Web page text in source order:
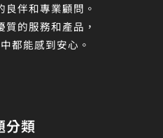
良伴和專業顧問。
的服務和產品，
都能感到安心。
分類